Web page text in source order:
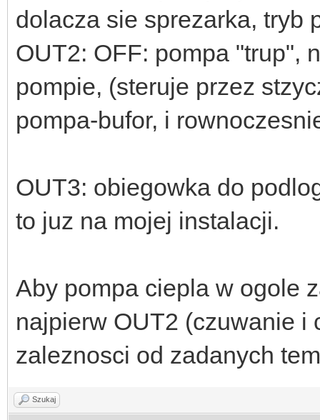
dolacza sie sprezarka, tryb
OUT2: OFF: pompa "trup",
pompie, (steruje przez
pompa-bufor, i
OUT3: obiegowka do
to juz na mojej instalacji.
Aby pompa ciepla w ogole
najpierw OUT2 (czuwanie i
zaleznosci od zadanych
Szukaj